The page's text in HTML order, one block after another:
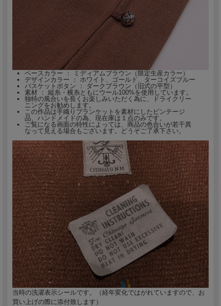
ベースカラー ： ミディアムブラウン（限定生産カラー）
デザインカラー ： ホワイト、ゴールド、ターコイズブルー
バスケットボタン ： ダークブラウン（旧式の平型）
素材 ： 縦糸・横糸ともにウール100%を使用しています。
独特の風合いを長くお楽しみいただく為に、ドライクリー
ニングをお勧めします。
この作品は手織りブランケットを素材にしたビンテージ
品、ハンドメイドの為、現在庫は１点のみです。
ご覧になる画面の特性によっては、商品の色合いが若干異
なって見える場合もございます。どうぞご了承下さい。
当時の洗濯表示シールです。（経年変化ではがれていますので、お
買い上げの際に添付致します）